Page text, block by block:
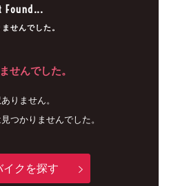
Found...
せんでした。
せんでした。
りません。
つかりませんでした。
イクを探す